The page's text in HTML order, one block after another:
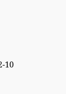
10